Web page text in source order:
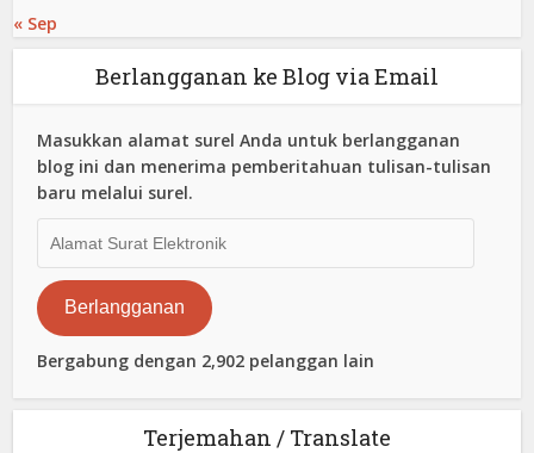
« Sep
Berlangganan ke Blog via Email
Masukkan alamat surel Anda untuk berlangganan
blog ini dan menerima pemberitahuan tulisan-tulisan
baru melalui surel.
Surat
Elektronik
Berlangganan
Bergabung dengan 2,902 pelanggan lain
Terjemahan / Translate